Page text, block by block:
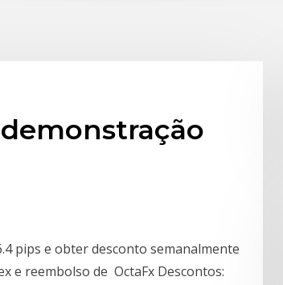
pips e obter desconto semanalmente
e reembolso de OctaFx Descontos: